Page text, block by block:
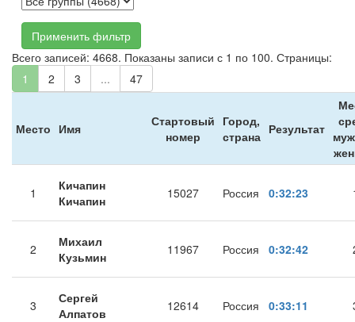
Применить фильтр
Всего записей: 4668. Показаны записи с 1 по 100. Страницы:
1
2 3 ... 47
Место Имя
Стартовый
номер
Город,
страна Результат
1
Кичапин
Кичапин
15027 Россия 0:32:23
2
Михаил
Кузьмин
11967 Россия 0:32:42
3
Сергей
Алпатов
12614 Россия 0:33:11